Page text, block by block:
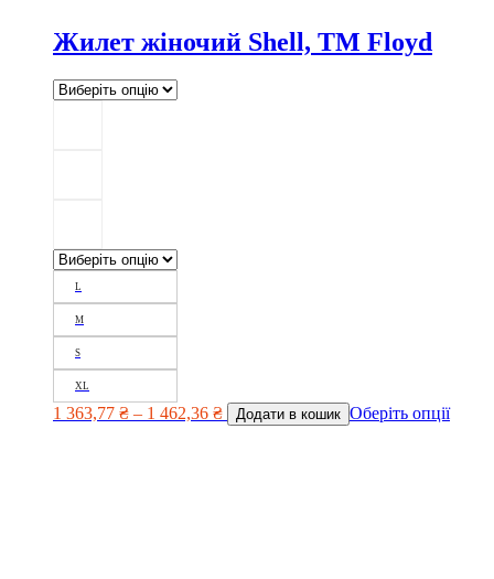
Жилет жіночий Shell, TM Floyd
L
M
S
XL
1 363,77 ₴ – 1 462,36 ₴ Додати в кошик Оберіть опції